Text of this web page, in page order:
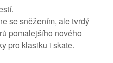
se sněžením, ale tvrdý
pomalejšího nového
pro klasiku i skate.